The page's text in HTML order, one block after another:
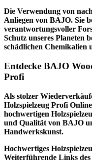
Die Verwendung von
Anliegen von BAJO. Sie
verantwortungsvoller
Schutz unseres Planeten
schädlichen Chemikalien
Entdecke BAJO
Profi
Als stolzer
Holzspielzeug Profi
hochwertigen
und Qualität von BAJO
Handwerkskunst.
Hochwertiges
Weiterführende Links des